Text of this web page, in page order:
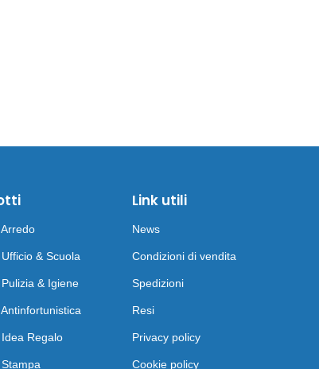
& Scuola
& Igiene
Regalo
Link utili
News
Condizioni di vendita
Spedizioni
Resi
Privacy policy
Cookie policy